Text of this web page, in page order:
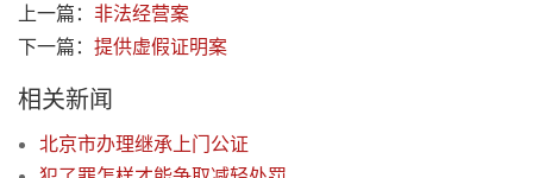
上一篇： 非法经营案
下一篇： 提供虚假证明案
相关新闻
北京市办理继承上门公证